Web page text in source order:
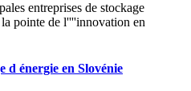
entreprises de stockage
pointe de l''''innovation en
d énergie en Slovénie